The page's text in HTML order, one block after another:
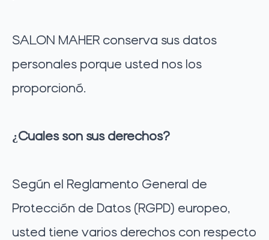
SALON MAHER conserva sus datos
personales porque usted nos los
proporcionó.
¿Cuales son sus derechos?
Según el Reglamento General de
Protección de Datos (RGPD) europeo,
usted tiene varios derechos con respecto